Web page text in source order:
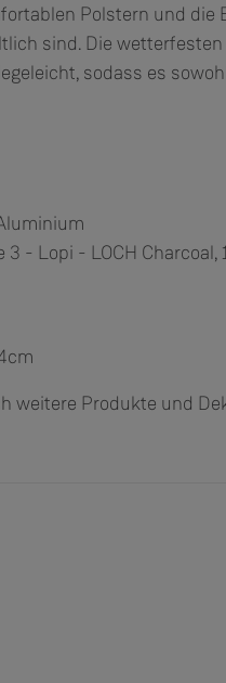
Polstern und die
sind. Die
sodass es
3 - Lopi - LOCH Charcoal,
weitere Produkte und